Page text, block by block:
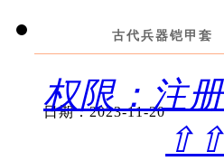
古代兵器铠甲套
权限：注
⇧⇧
日期：2023-11-20